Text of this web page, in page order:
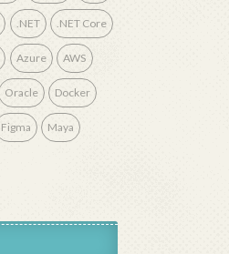
.NET .NET Core
Azure AWS
Oracle Docker
Figma Maya